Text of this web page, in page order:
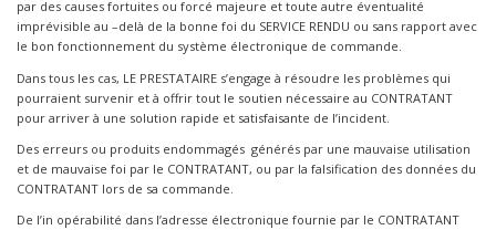
par des causes fortuites ou forcé majeure et toute autre éventualité
imprévisible au –delà de la bonne foi du SERVICE RENDU ou sans rapport avec
le bon fonctionnement du système électronique de commande.
Dans tous les cas, LE PRESTATAIRE s’engage à résoudre les problèmes qui
pourraient survenir et à offrir tout le soutien nécessaire au CONTRATANT
pour arriver à une solution rapide et satisfaisante de l’incident.
Des erreurs ou produits endommagés générés par une mauvaise utilisation
et de mauvaise foi par le CONTRATANT, ou par la falsification des données du
CONTRATANT lors de sa commande.
De l’in opérabilité dans l’adresse électronique fournie par le CONTRATANT